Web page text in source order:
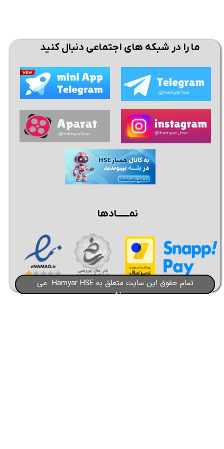
تمام حقوق این سایت متعلق به Hamyar HSE می
باشد​​​​​​​
ما را در شبکه های اجتماعی دنبال کنید
نمــــــادها